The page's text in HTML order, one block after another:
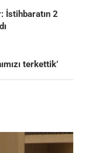
İstihbaratın 2
terkettik’